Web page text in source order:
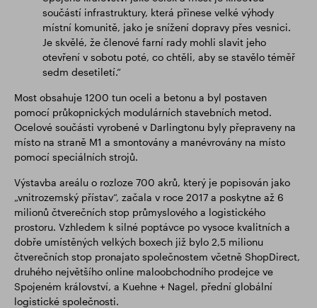
součástí infrastruktury, která přinese velké výhody
místní komunitě, jako je snížení dopravy přes vesnici.
Je skvělé, že členové farní rady mohli slavit jeho
otevření v sobotu poté, co chtěli, aby se stavělo téměř
sedm desetiletí.“
Most obsahuje 1200 tun oceli a betonu a byl postaven
pomocí průkopnických modulárních stavebních metod.
Ocelové součásti vyrobené v Darlingtonu byly přepraveny na
místo na straně M1 a smontovány a manévrovány na místo
pomocí speciálních strojů.
Výstavba areálu o rozloze 700 akrů, který je popisován jako
„vnitrozemský přístav“, začala v roce 2017 a poskytne až 6
milionů čtverečních stop průmyslového a logistického
prostoru. Vzhledem k silné poptávce po vysoce kvalitních a
dobře umístěných velkých boxech již bylo 2,5 milionu
čtverečních stop pronajato společnostem včetně ShopDirect,
druhého největšího online maloobchodního prodejce ve
Spojeném království, a Kuehne + Nagel, přední globální
logistické společnosti.